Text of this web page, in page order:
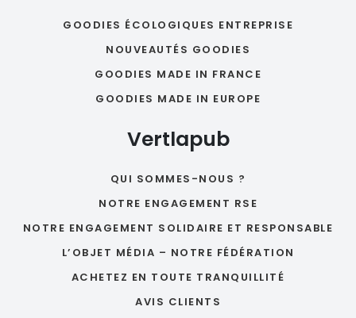
GOODIES ÉCOLOGIQUES ENTREPRISE
NOUVEAUTÉS GOODIES
GOODIES MADE IN FRANCE
GOODIES MADE IN EUROPE
Vertlapub
QUI SOMMES-NOUS ?
NOTRE ENGAGEMENT RSE
NOTRE ENGAGEMENT SOLIDAIRE ET RESPONSABLE
L’OBJET MÉDIA – NOTRE FÉDÉRATION
ACHETEZ EN TOUTE TRANQUILLITÉ
AVIS CLIENTS